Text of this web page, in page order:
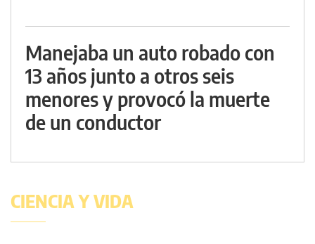
Manejaba un auto robado con
13 años junto a otros seis
menores y provocó la muerte
de un conductor
CIENCIA Y VIDA